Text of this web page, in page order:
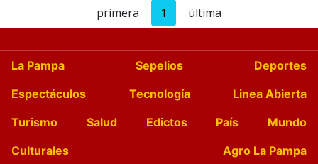
primera 1 última
La Pampa Sepelios
Deportes
Espectáculos
Tecnología
Linea Abierta
Turismo
Salud Edictos País
Mundo
Culturales
Agro La Pampa